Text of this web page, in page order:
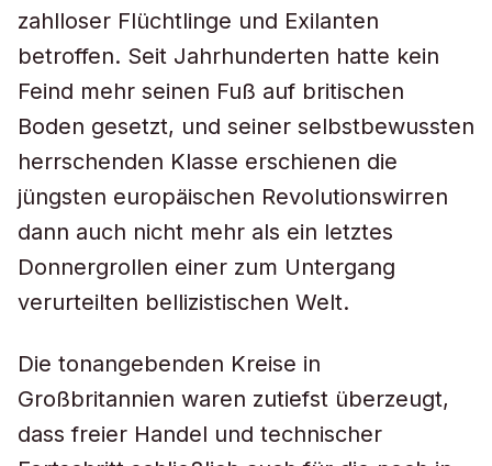
zahlloser Flüchtlinge und Exilanten
betroffen. Seit Jahrhunderten hatte kein
Feind mehr seinen Fuß auf britischen
Boden gesetzt, und seiner selbstbewussten
herrschenden Klasse erschienen die
jüngsten europäischen Revolutionswirren
dann auch nicht mehr als ein letztes
Donnergrollen einer zum Untergang
verurteilten bellizistischen Welt.
Die tonangebenden Kreise in
Großbritannien waren zutiefst überzeugt,
dass freier Handel und technischer